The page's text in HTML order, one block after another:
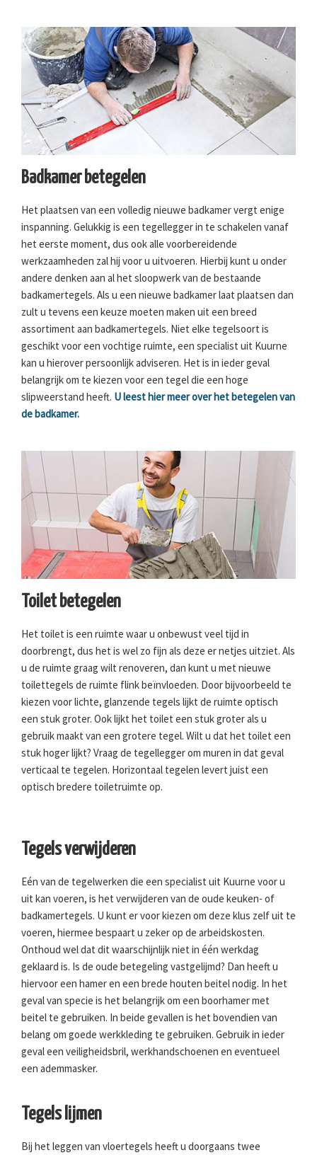
Badkamer betegelen
Het plaatsen van een volledig nieuwe badkamer vergt enige
inspanning. Gelukkig is een tegellegger in te schakelen vanaf
het eerste moment, dus ook alle voorbereidende
werkzaamheden zal hij voor u uitvoeren. Hierbij kunt u onder
andere denken aan al het sloopwerk van de bestaande
badkamertegels. Als u een nieuwe badkamer laat plaatsen dan
zult u tevens een keuze moeten maken uit een breed
assortiment aan badkamertegels. Niet elke tegelsoort is
geschikt voor een vochtige ruimte, een specialist uit Kuurne
kan u hierover persoonlijk adviseren. Het is in ieder geval
belangrijk om te kiezen voor een tegel die een hoge
slipweerstand heeft. U leest hier meer over het betegelen van
de badkamer.
Toilet betegelen
Het toilet is een ruimte waar u onbewust veel tijd in
doorbrengt, dus het is wel zo fijn als deze er netjes uitziet. Als
u de ruimte graag wilt renoveren, dan kunt u met nieuwe
toilettegels de ruimte flink beïnvloeden. Door bijvoorbeeld te
kiezen voor lichte, glanzende tegels lijkt de ruimte optisch
een stuk groter. Ook lijkt het toilet een stuk groter als u
gebruik maakt van een grotere tegel. Wilt u dat het toilet een
stuk hoger lijkt? Vraag de tegellegger om muren in dat geval
verticaal te tegelen. Horizontaal tegelen levert juist een
optisch bredere toiletruimte op.
Tegels verwijderen
Eén van de tegelwerken die een specialist uit Kuurne voor u
uit kan voeren, is het verwijderen van de oude keuken- of
badkamertegels. U kunt er voor kiezen om deze klus zelf uit te
voeren, hiermee bespaart u zeker op de arbeidskosten.
Onthoud wel dat dit waarschijnlijk niet in één werkdag
geklaard is. Is de oude betegeling vastgelijmd? Dan heeft u
hiervoor een hamer en een brede houten beitel nodig. In het
geval van specie is het belangrijk om een boorhamer met
beitel te gebruiken. In beide gevallen is het bovendien van
belang om goede werkkleding te gebruiken. Gebruik in ieder
geval een veiligheidsbril, werkhandschoenen en eventueel
een ademmasker.
Tegels lijmen
Bij het leggen van vloertegels heeft u doorgaans twee